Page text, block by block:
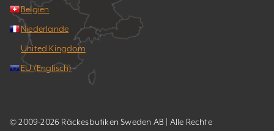
Belgien
Niederlande
United Kingdom
EU (Englisch)
© 2009-2026 Räckesbutiken Sweden AB | Alle Rechte